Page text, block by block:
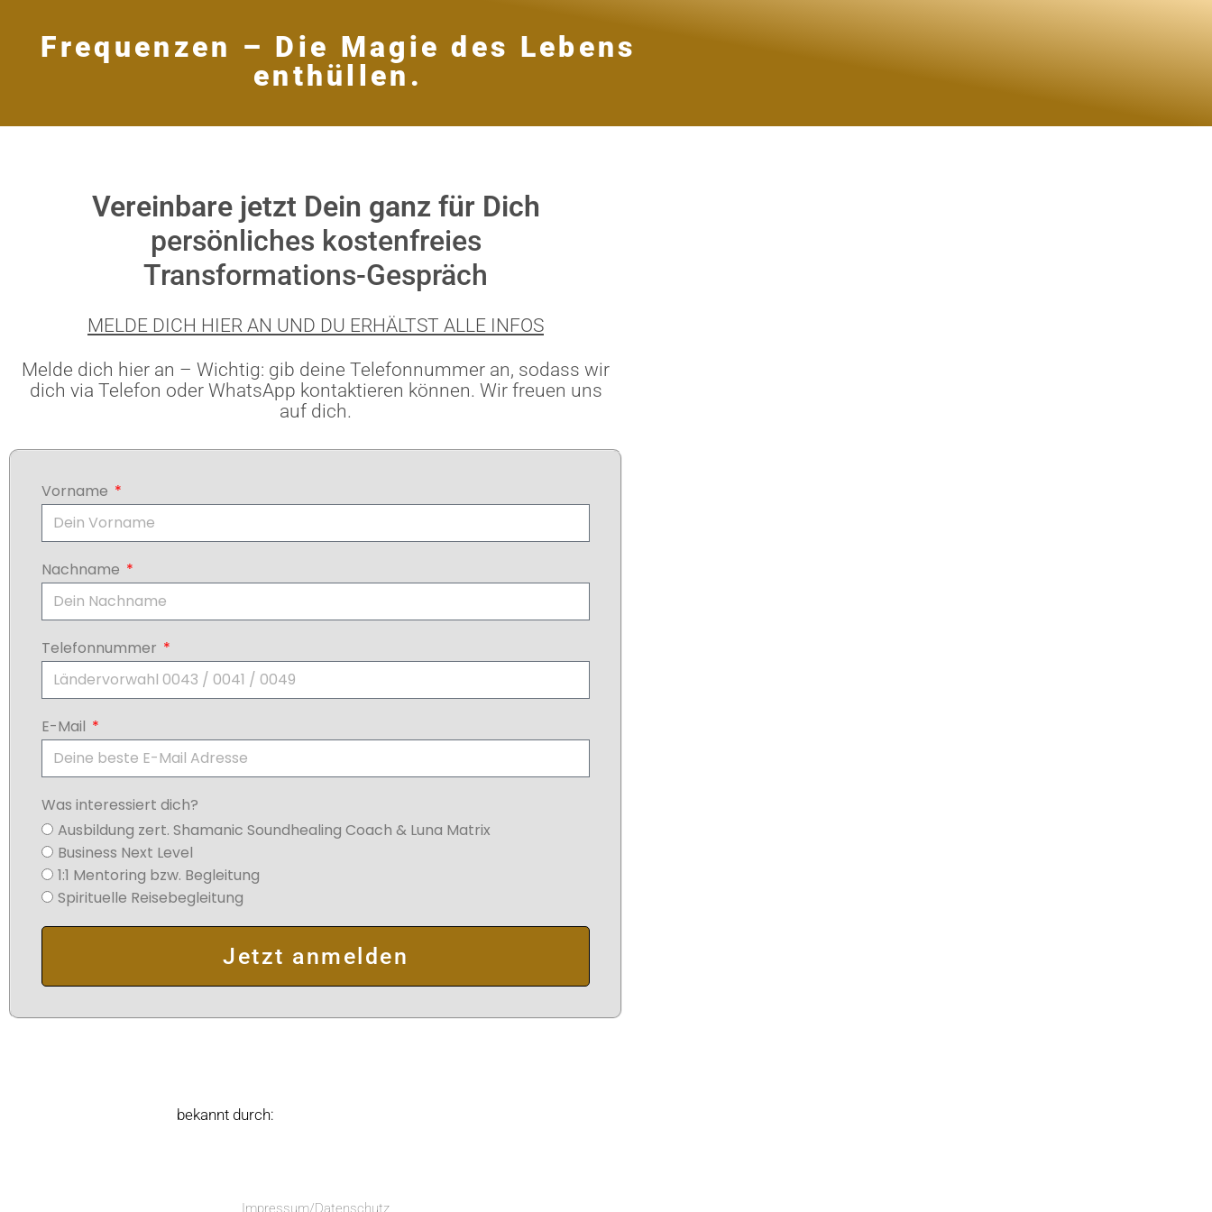
Frequenzen – Die Magie des Lebens
enthüllen.
Vereinbare jetzt Dein ganz für Dich
persönliches kostenfreies
Transformations-Gespräch
MELDE DICH HIER AN UND DU ERHÄLTST ALLE INFOS
Melde dich hier an – Wichtig: gib deine Telefonnummer an, sodass wir
dich via Telefon oder WhatsApp kontaktieren können. Wir freuen uns
auf dich.
Vorname
Nachname
Telefonnummer
E-Mail
Was interessiert dich?
Ausbildung zert. Shamanic Soundhealing Coach & Luna Matrix
Business Next Level
1:1 Mentoring bzw. Begleitung
Spirituelle Reisebegleitung
Jetzt anmelden
bekannt durch:
Impressum/Datenschutz